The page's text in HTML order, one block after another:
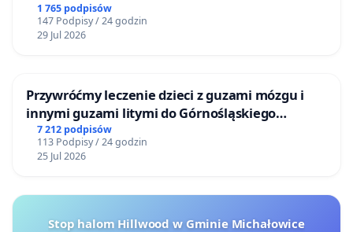
1 765 podpisów
147 Podpisy / 24 godzin
29 Jul 2026
Przywróćmy leczenie dzieci z guzami mózgu i
innymi guzami litymi do Górnośląskiego
Centrum Zdrowia Dziecka w Katowicach
7 212 podpisów
113 Podpisy / 24 godzin
25 Jul 2026
Stop halom Hillwood w Gminie Michałowice